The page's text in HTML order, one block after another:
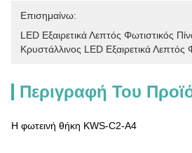
Επισημαίνω:
LED Εξαιρετικά Λεπτός Φωτιστικός
Κρυστάλλινος LED Εξαιρετικά Λεπτός
Περιγραφή Του
Η φωτεινή θήκη KWS-C2-A4